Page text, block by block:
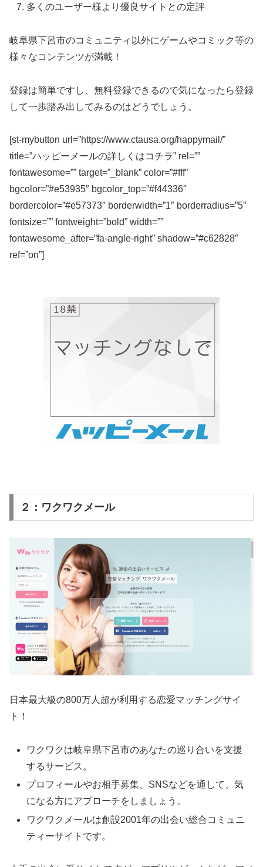
多くのユーザー様より優良サイトとの定評
岐阜県下呂市のコミュニティ以外にゲームやコミック等の
様々なコンテンツが満載！
登録は簡単ですし、無料登録できるので気になったら登録
して一歩踏み出してみるのはどうでしょう。
[st-mybutton url=”https://www.ctausa.org/happymail/”
title=”ハッピーメールの詳しくはコチラ” rel=””
fontawesome=”” target=”_blank” color=”#fff”
bgcolor=”#e53935″ bgcolor_top=”#f44336″
bordercolor=”#e57373″ borderwidth=”1″ borderradius=”5″
fontsize=”” fontweight=”bold” width=””
fontawesome_after=”fa-angle-right” shadow=”#c62828″
ref=”on”]
２：ワクワクメール
日本最大級の800万人超が利用する恋愛マッチングサイ
ト！
ワクワクは岐阜県下呂市のあなたの巡り合いを支援
するサービス。
プロフィールやお相手募集、SNSなどを通して、気
になる方にアプローチをしましょう。
ワクワクメールは創設2001年の出会い総合コミュニ
ティーサイトです。